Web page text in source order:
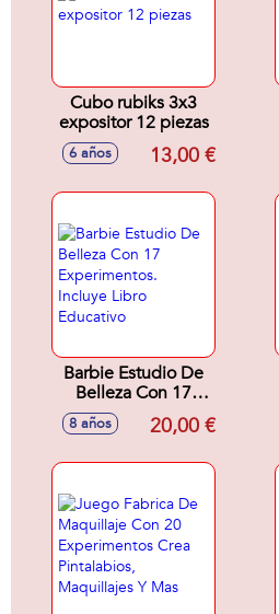
Cubo rubiks 3x3
expositor 12 piezas
6 años 13,00 €
Barbie Estudio De
Belleza Con 17
Experimentos.
Incluye Libro
8 años 20,00 €